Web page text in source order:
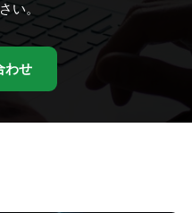
い。
わせ